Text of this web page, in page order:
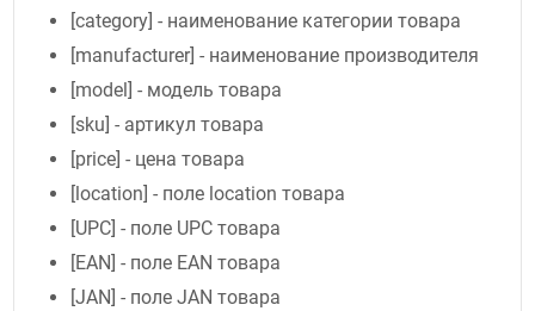
[category] - наименование категории товара
[manufacturer] - наименование производителя
[model] - модель товара
[sku] - артикул товара
[price] - цена товара
[location] - поле location товара
[UPC] - поле UPC товара
[EAN] - поле EAN товара
[JAN] - поле JAN товара